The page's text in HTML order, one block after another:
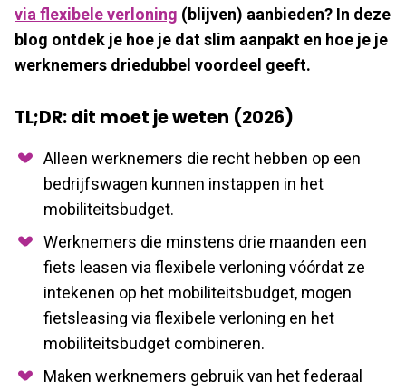
via flexibele verloning (blijven) aanbieden? In deze
blog ontdek je hoe je dat slim aanpakt en hoe je je
werknemers driedubbel voordeel geeft.
TL;DR: dit moet je weten (2026)
Alleen werknemers die recht hebben op een
bedrijfswagen kunnen instappen in het
mobiliteitsbudget.
Werknemers die minstens drie maanden een
fiets leasen via flexibele verloning vóórdat ze
intekenen op het mobiliteitsbudget, mogen
fietsleasing via flexibele verloning en het
mobiliteitsbudget combineren.
Maken werknemers gebruik van het federaal